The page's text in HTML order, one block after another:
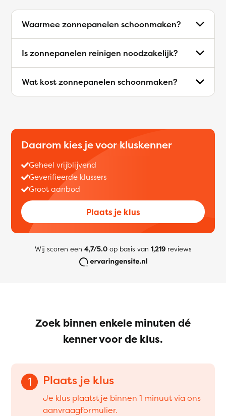
Waarmee zonnepanelen schoonmaken?
Is zonnepanelen reinigen noodzakelijk?
Wat kost zonnepanelen schoonmaken?
Daarom kies je voor kluskenner
Geheel vrijblijvend
Geverifieerde klussers
Groot aanbod
Plaats je klus
Wij scoren een 4,7/5.0op basis van 1,219reviews
Zoek binnen enkele minuten dé
kenner voor de klus.
1 Plaats je klus
Je klus plaatst je binnen 1 minuut via ons
aanvraagformulier.